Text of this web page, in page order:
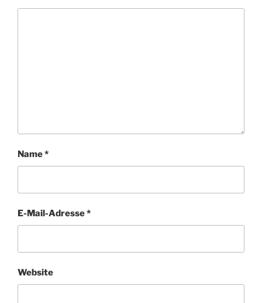
Name*
E-Mail-Adresse*
Website